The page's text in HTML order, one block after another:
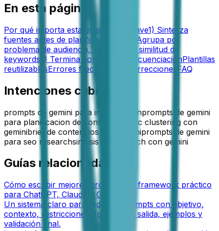
En esta página
Por qué importa esta guía Puntos clave1) Sintetiza
fuentes antes de planificar temas
2) Agrupa por
problema de audiencia, no solo por similitud de
keywords 3) Termina con briefs y secuenciaciónPlantillas
reutilizablesErrores frecuentes y correcciones FAQ
Intenciones cubiertas
prompts de gemini para investigacionprompts de gemini
para planificacion de contenidos
topic clustering con
geminibrief de contenidos con geminiprompts de gemini
para seo researchsintesis de research con gemini
Guías relacionadas
Cómo escribir mejores prompts: un framework práctico
para ChatGPT, Claude y Gemini
Un sistema claro para redactar prompts con objetivo,
contexto, restricciones, formato de salida, ejemplos y
validación final.